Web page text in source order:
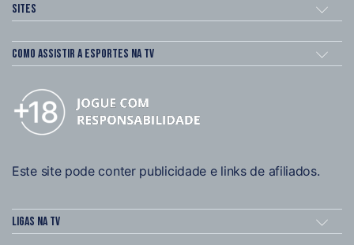
Sites
Como assistir a esportes na TV
Este site pode conter publicidade e links de afiliados.
Ligas na TV